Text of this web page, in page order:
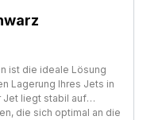
ist die ideale Lösung
Lagerung Ihres Jets in
Jet liegt stabil auf
die sich optimal an die